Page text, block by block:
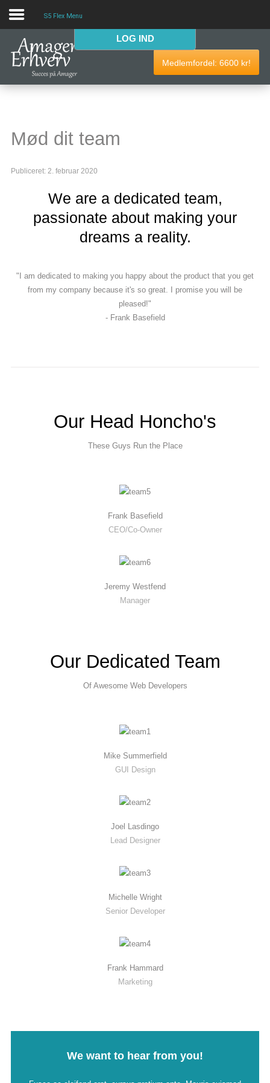
VELKOMMEN
AmagerErhverv skaber netværk, events og fordele til
Medlemmer & tilbud
Bliv medlem
S5 Flex Menu
LOG IND
Medlemfordel:6600 kr!
Mød dit team
Publiceret: 2. februar 2020
We are a dedicated team,
passionate about making your
dreams a reality.
"I am dedicated to making you happy about the product that you get
from my company because it's so great. I promise you will be
pleased!"
- Frank Basefield
Our Head Honcho's
These Guys Run the Place
Frank Basefield
CEO/Co-Owner
Jeremy Westfend
Manager
Our Dedicated Team
Of Awesome Web Developers
Mike Summerfield
GUI Design
Joel Lasdingo
Lead Designer
Michelle Wright
Senior Developer
Frank Hammard
Marketing
We want to hear from you!